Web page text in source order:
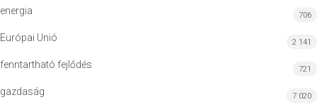
energia 706
Európai Unió 2 141
fenntartható fejlődés 721
gazdaság 7 020